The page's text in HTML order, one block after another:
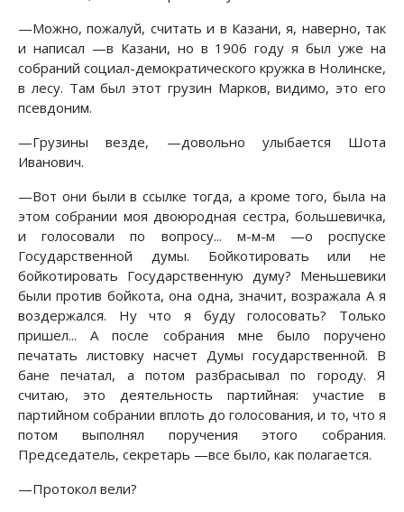
—Можно, пожалуй, считать и в Казани, я, наверно, так
и написал —в Казани, но в 1906 году я был уже на
собраний социал-демократического кружка в Нолинске,
в лесу. Там был этот грузин Марков, видимо, это его
псевдоним.
—Грузины везде, —довольно улыбается Шота
Иванович.
—Вот они были в ссылке тогда, а кроме того, была на
этом собрании моя двоюродная сестра, большевичка,
и голосовали по вопросу... м-м-м —о роспуске
Государственной думы. Бойкотировать или не
бойкотировать Государственную думу? Меньшевики
были против бойкота, она одна, значит, возражала А я
воздержался. Ну что я буду голосовать? Только
пришел... А после собрания мне было поручено
печатать листовку насчет Думы государственной. В
бане печатал, а потом разбрасывал по городу. Я
считаю, это деятельность партийная: участие в
партийном собрании вплоть до голосования, и то, что я
потом выполнял поручения этого собрания.
Председатель, секретарь —все было, как полагается.
—Протокол вели?